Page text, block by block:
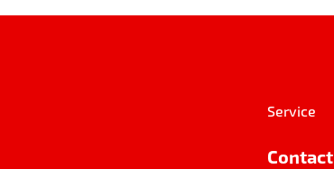
Service
Contact